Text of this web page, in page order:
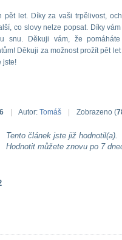
pět let. Díky za vaši trpělivost,
co slovy nelze popsat. Díky
snu. Děkuji vám, že
Děkuji za možnost prožít pět
jste!
Autor: Tomáš Zobrazeno (
Tento článek jste již hodnotil(a).
Hodnotit můžete znovu po 7